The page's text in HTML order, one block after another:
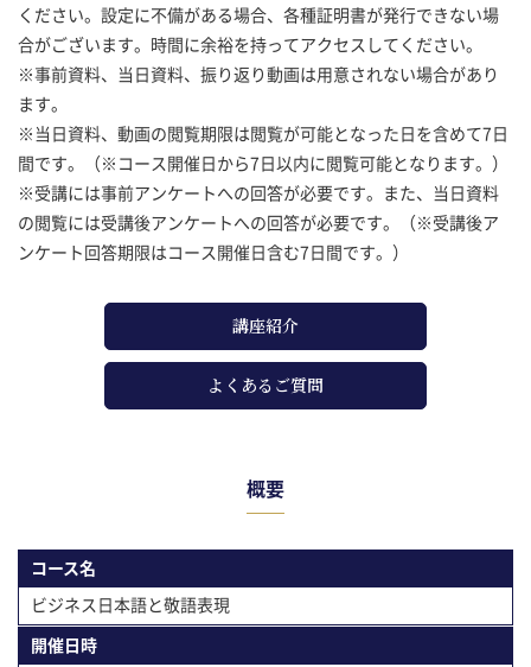
ください。設定に不備がある場合、各種証明書が発行できない場
合がございます。時間に余裕を持ってアクセスしてください。
※事前資料、当日資料、振り返り動画は用意されない場合があり
ます。
※当日資料、動画の閲覧期限は閲覧が可能となった日を含めて7日
間です。（※コース開催日から7日以内に閲覧可能となります。）
※受講には事前アンケートへの回答が必要です。また、当日資料
の閲覧には受講後アンケートへの回答が必要です。（※受講後ア
ンケート回答期限はコース開催日含む7日間です。）
講座紹介
よくあるご質問
概要
コース名
ビジネス日本語と敬語表現
開催⽇時